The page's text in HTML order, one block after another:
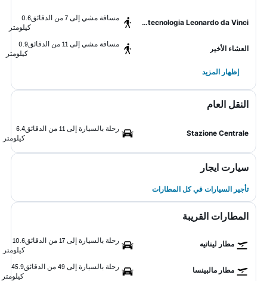
Museo nazionale della scienza e della tecnologia Leonardo da Vinci
مسافة مشي إلى 7 من الدقائق
0.6
كيلومتر
العشاء الأخير
مسافة مشي إلى 11 من الدقائق
0.9
كيلومتر
إظهار المزيد
النقل العام
Stazione Centrale
رحلة بالسيارة إلى 11 من الدقائق
6.4
كيلومتر
سيارت ايجار
تأجير السيارات في كل المطارات
المطارات القريبة
مطار ليناتيه رحلة بالسيارة إلى 17 من الدقائق
10.6
كيلومتر
مطار مالبينسا رحلة بالسيارة إلى 49 من الدقائق
45.9
كيلومتر